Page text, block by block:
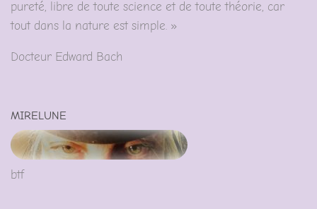
pureté, libre de toute science et de toute théorie, car
tout dans la nature est simple. »
Docteur Edward Bach
MIRELUNE
btf